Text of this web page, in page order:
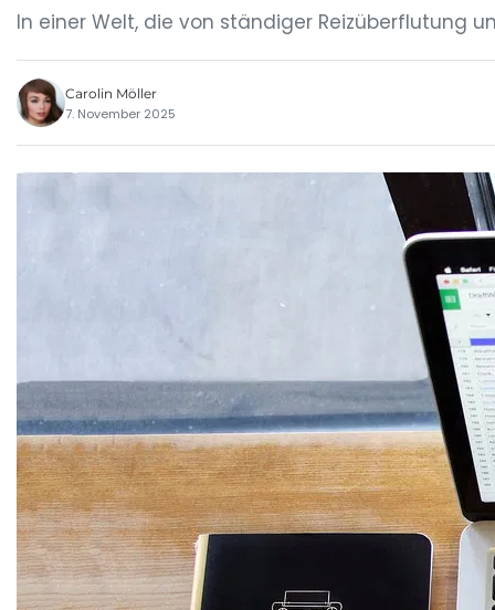
In einer Welt, die von ständiger Reizüberflutung
Carolin Möller
7. November 2025